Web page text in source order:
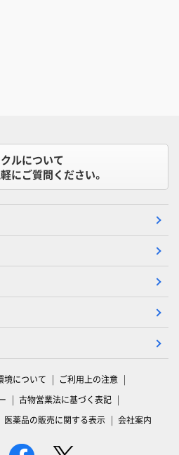
ルについて
にご質問ください。
境について
ご利用上の注意
古物営業法に基づく表記
医薬品の販売に関する表示 会社案内